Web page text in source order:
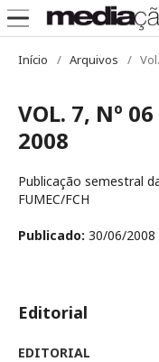
Início / Arquivos /
VOL. 7, Nº
2008
Publicação semestral
FUMEC/FCH
Publicado: 30/06/2008
Editorial
EDITORIAL